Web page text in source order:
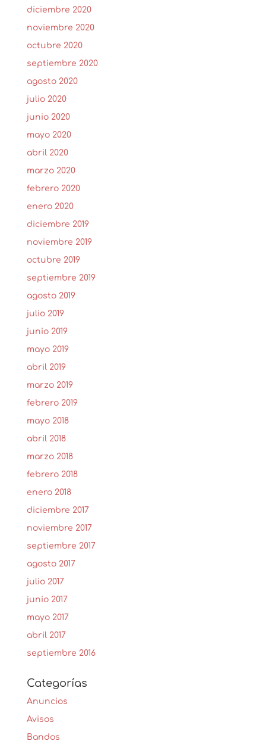
diciembre 2020
noviembre 2020
octubre 2020
septiembre 2020
agosto 2020
julio 2020
junio 2020
mayo 2020
abril 2020
marzo 2020
febrero 2020
enero 2020
diciembre 2019
noviembre 2019
octubre 2019
septiembre 2019
agosto 2019
julio 2019
junio 2019
mayo 2019
abril 2019
marzo 2019
febrero 2019
mayo 2018
abril 2018
marzo 2018
febrero 2018
enero 2018
diciembre 2017
noviembre 2017
septiembre 2017
agosto 2017
julio 2017
junio 2017
mayo 2017
abril 2017
septiembre 2016
Categorías
Anuncios
Avisos
Bandos